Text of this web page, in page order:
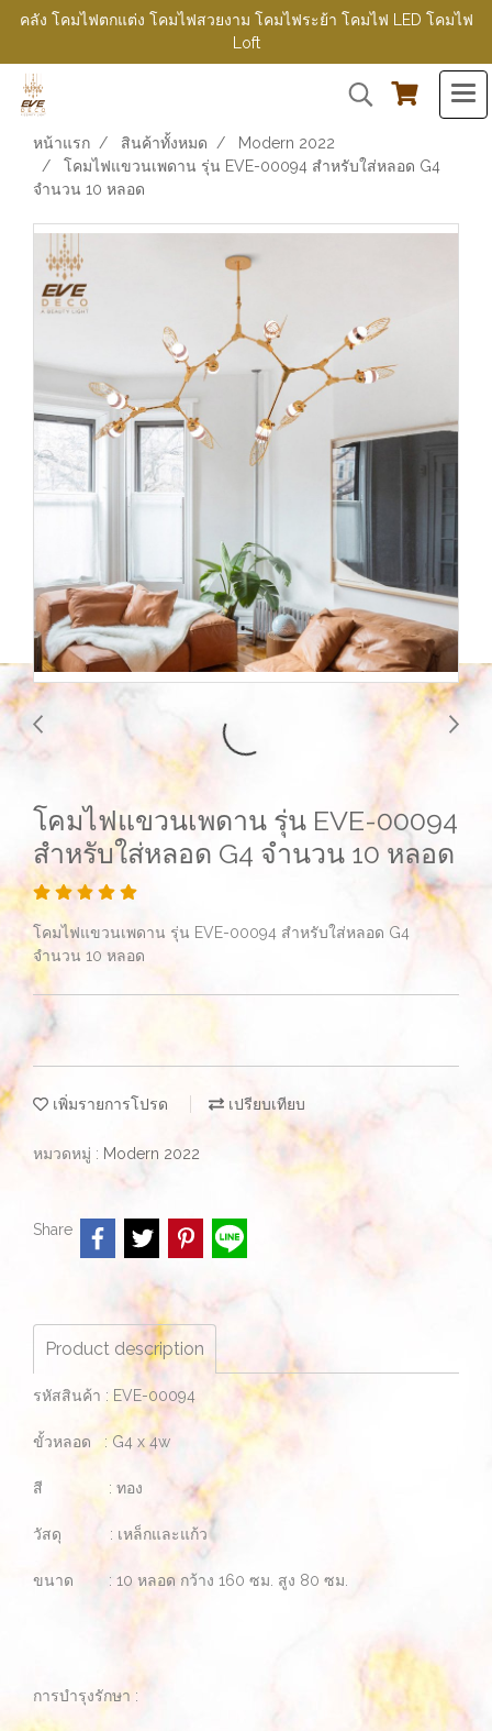
คลัง โคมไฟตกแต่ง โคมไฟสวยงาม โคมไฟระย้า โคมไฟ LED โคมไฟ
Loft
หน้าแรก สินค้าทั้งหมด
Modern 2022
โคมไฟแขวนเพดาน รุ่น EVE-00094 สำหรับใส่หลอด G4
จำนวน 10 หลอด
โคมไฟแขวนเพดาน รุ่น EVE-00094
สำหรับใส่หลอด G4 จำนวน 10 หลอด
โคมไฟแขวนเพดาน รุ่น EVE-00094 สำหรับใส่หลอด G4
จำนวน 10 หลอด
เพิ่มรายการโปรด เปรียบเทียบ
หมวดหมู่ : Modern 2022
Share
Product description
รหัสสินค้า : EVE-00094
ขั้วหลอด : G4 x 4w
สี : ทอง
วัสดุ : เหล็กและแก้ว
ขนาด : 10 หลอด กว้าง 160 ซม. สูง 80 ซม.
การบำรุงรักษา :